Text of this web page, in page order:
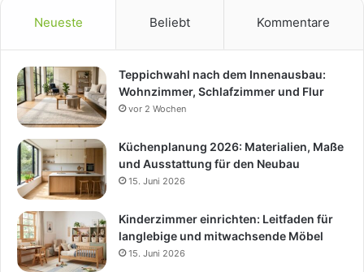
Neueste Beliebt Kommentare
Teppichwahl nach dem Innenausbau:
Wohnzimmer, Schlafzimmer und Flur
vor 2 Wochen
Küchenplanung 2026: Materialien, Maße
und Ausstattung für den Neubau
15. Juni 2026
Kinderzimmer einrichten: Leitfaden für
langlebige und mitwachsende Möbel
15. Juni 2026